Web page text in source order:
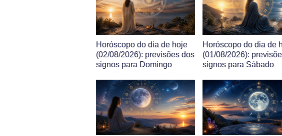
Horóscopo do dia de hoje
(02/08/2026): previsões dos
signos para Domingo
Horóscopo do dia de
(01/08/2026):
signos para Sábado